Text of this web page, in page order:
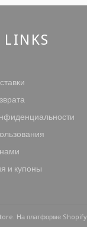
и купоны
. На платформе Shopify